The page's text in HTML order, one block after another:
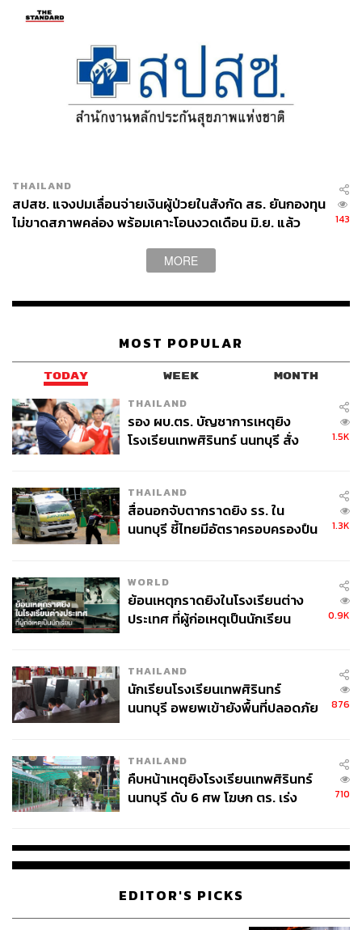
THAILAND
สปสช. แจงปมเลื่อนจ่ายเงินผู้ป่วยในสังกัด สธ. ยันกองทุน
ไม่ขาดสภาพคล่อง พร้อมเคาะโอนงวดเดือน มิ.ย. แล้ว
143
MORE
MOST POPULAR
TODAY WEEK MONTH
THAILAND
รอง ผบ.ตร. บัญชาการเหตุยิง
โรงเรียนเทพศิรินทร์ นนทบุรี สั่ง
1.5K
THAILAND
สื่อนอกจับตากราดยิง รร. ใน
นนทบุรี ชี้ไทยมีอัตราครอบครองปืน
1.3K
WORLD
ย้อนเหตุกราดยิงในโรงเรียนต่าง
ประเทศ ที่ผู้ก่อเหตุเป็นนักเรียน
0.9K
THAILAND
นักเรียนโรงเรียนเทพศิรินทร์
นนทบุรี อพยพเข้ายังพื้นที่ปลอดภัย
876
THAILAND
คืบหน้าเหตุยิงโรงเรียนเทพศิรินทร์
นนทบุรี ดับ 6 ศพ โฆษก ตร. เร่ง
710
EDITOR'S PICKS